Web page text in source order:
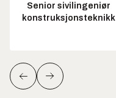
Senior sivilingeniør
konstruksjonsteknikk